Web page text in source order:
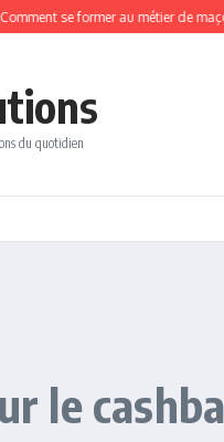
se former au métier de maçon
du quotidien
le